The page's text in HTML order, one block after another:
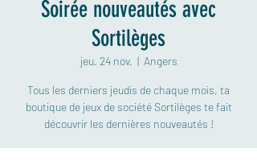
Soirée nouveautés avec
Sortilèges
jeu. 24 nov.
  |
Angers
Tous les derniers jeudis de chaque mois, ta
boutique de jeux de société Sortilèges te fait
découvrir les dernières nouveautés !